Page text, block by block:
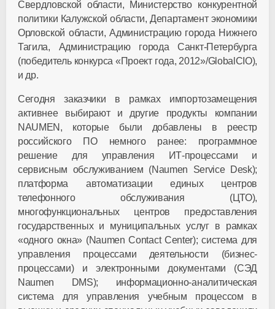
Свердловской области, Министерство конкурентной
политики Калужской области, Департамент экономики
Орловской области, Администрацию города Нижнего
Тагила, Администрацию города Санкт-Петербурга
(победитель конкурса «Проект года, 2012»/GlobalCIO),
и др.
Сегодня заказчики в рамках импортозамещения
активнее выбирают и другие продукты компании
NAUMEN , которые были добавлены в реестр
российского ПО немного ранее: программное
решение для управления ИТ-процессами и
сервисным обслуживанием (Naumen Service Desk);
платформа автоматизации единых центров
телефонного обслуживания (ЦТО),
многофункциональных центров предоставления
государственных и муниципальных услуг в рамках
«одного окна» (Naumen Contact Center); система для
управления процессами деятельности (бизнес-
процессами) и электронными документами (СЭД
Naumen
DMS); информационно-аналитическая
система для управления учебным процессом в